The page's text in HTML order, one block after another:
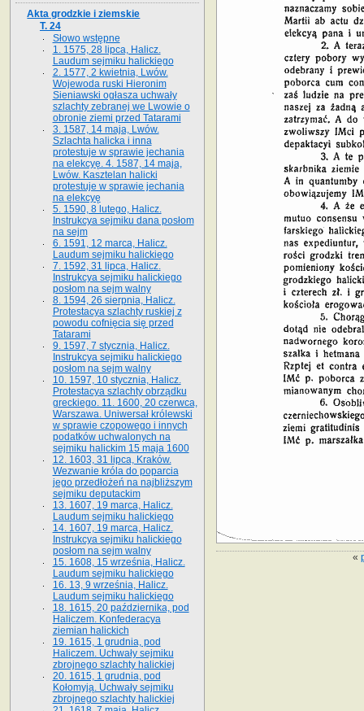
«
Akta grodzkie i ziemskie
T. 24
Słowo wstępne
1. 1575, 28 lipca, Halicz.
Laudum sejmiku halickiego
2. 1577, 2 kwietnia, Lwów.
Wojewoda ruski Hieronim
Sieniawski ogłasza uchwały
szlachty zebranej we Lwowie o
obronie ziemi przed Tatarami
3. 1587, 14 maja, Lwów.
Szlachta halicka i inna
protestuje w sprawie jechania
na elekcyę. 4. 1587, 14 maja,
Lwów. Kasztelan halicki
protestuje w sprawie jechania
na elekcyę
5. 1590, 8 lutego, Halicz.
Instrukcya sejmiku dana posłom
na sejm
6. 1591, 12 marca, Halicz.
Laudum sejmiku halickiego
7. 1592, 31 lipca, Halicz.
Instrukcya sejmiku halickiego
posłom na sejm walny
8. 1594, 26 sierpnia, Halicz.
Protestacya szlachty ruskiej z
powodu cofnięcia się przed
Tatarami
9. 1597, 7 stycznia, Halicz.
Instrukcya sejmiku halickiego
posłom na sejm walny
10. 1597, 10 stycznia, Halicz.
Protestacya szlachty obrządku
greckiego. 11. 1600, 20 czerwca,
Warszawa. Uniwersał królewski
w sprawie czopowego i innych
podatków uchwalonych na
sejmiku halickim 15 maja 1600
12. 1603, 31 lipca, Kraków.
Wezwanie króla do poparcia
jego przedłożeń na najbliższym
sejmiku deputackim
13. 1607, 19 marca, Halicz.
Laudum sejmiku halickiego
14. 1607, 19 marca, Halicz.
Instrukcya sejmiku halickiego
posłom na sejm walny
15. 1608, 15 września, Halicz.
Laudum sejmiku halickiego
16. 13, 9 września, Halicz.
Laudum sejmiku halickiego
18. 1615, 20 października, pod
Haliczem. Konfederacya
ziemian halickich
19. 1615, 1 grudnia, pod
Haliczem. Uchwały sejmiku
zbrojnego szlachty halickiej
20. 1615, 1 grudnia, pod
Kołomyją. Uchwały sejmiku
zbrojnego szlachty halickiej